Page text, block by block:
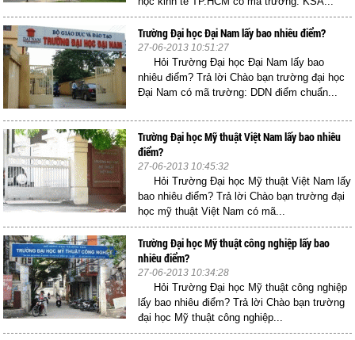
Trường Đại học Đại Nam lấy bao nhiêu điểm?
27-06-2013 10:51:27
Hỏi Trường Đại học Đại Nam lấy bao
nhiêu điểm? Trả lời Chào bạn trường đại học
Đại Nam có mã trường: DDN điểm chuẩn...
Trường Đại học Mỹ thuật Việt Nam lấy bao nhiêu
điểm?
27-06-2013 10:45:32
Hỏi Trường Đại học Mỹ thuật Việt Nam lấy
bao nhiêu điểm? Trả lời Chào bạn trường đại
học mỹ thuật Việt Nam có mã...
Trường Đại học Mỹ thuật công nghiệp lấy bao
nhiêu điểm?
27-06-2013 10:34:28
Hỏi Trường Đại học Mỹ thuật công nghiệp
lấy bao nhiêu điểm? Trả lời Chào bạn trường
đại học Mỹ thuật công nghiệp...